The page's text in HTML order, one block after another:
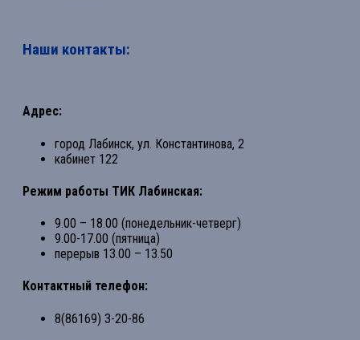
Наши контакты:
Адрес:
город Лабинск, ул. Константинова, 2
кабинет 122
Режим работы ТИК Лабинская:
9.00 – 18.00 (понедельник-четверг)
9.00-17.00 (пятница)
перерыв 13.00 – 13.50
Контактный телефон:
8(86169) 3-20-86